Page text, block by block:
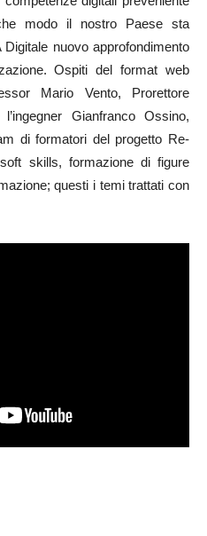
modo il nostro Paese sta
nuovo approfondimento
Ospiti del format web
Mario Vento, Prorettore
Gianfranco Ossino,
di formatori del progetto Re-
skills, formazione di figure
questi i temi trattati con